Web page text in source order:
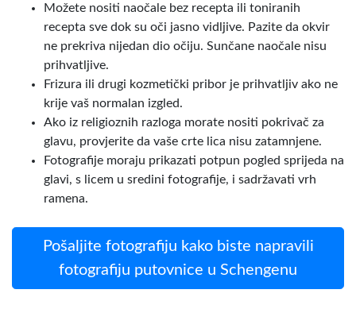
Možete nositi naočale bez recepta ili toniranih
recepta sve dok su oči jasno vidljive. Pazite da okvir
ne prekriva nijedan dio očiju. Sunčane naočale nisu
prihvatljive.
Frizura ili drugi kozmetički pribor je prihvatljiv ako ne
krije vaš normalan izgled.
Ako iz religioznih razloga morate nositi pokrivač za
glavu, provjerite da vaše crte lica nisu zatamnjene.
Fotografije moraju prikazati potpun pogled sprijeda na
glavi, s licem u sredini fotografije, i sadržavati vrh
ramena.
Pošaljite fotografiju kako biste napravili
fotografiju putovnice u Schengenu